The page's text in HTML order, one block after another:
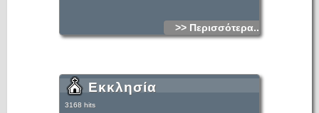
>> Περισσότερα...
Εκκλησία
3168 hits